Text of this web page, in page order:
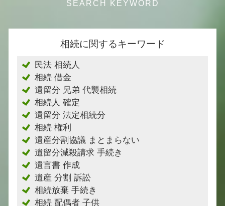
相続に関するキーワード
民法 相続人
相続 借金
遺留分 兄弟 代襲相続
相続人 確定
遺留分 法定相続分
相続 権利
遺産分割協議 まとまらない
遺留分減殺請求 手続き
遺言書 作成
遺産 分割 訴訟
相続放棄 手続き
相続 配偶者 子供